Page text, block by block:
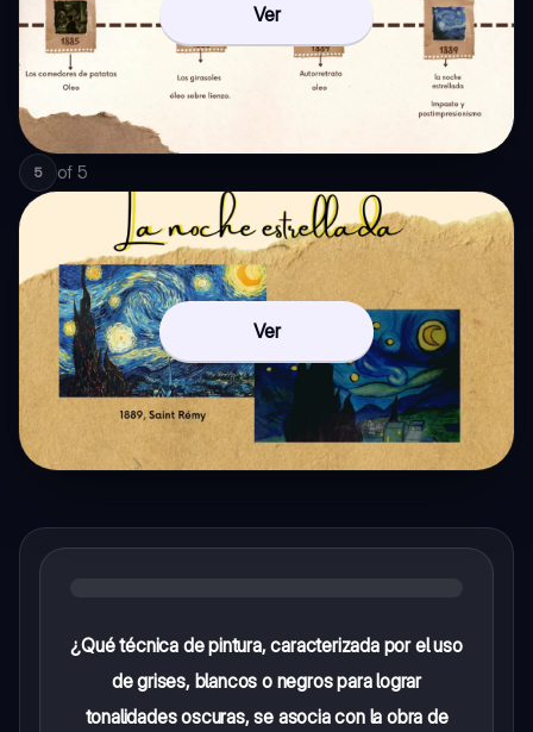
Ver
5 of 5
Ver
¿Qué técnica de pintura, caracterizada por el uso
de grises, blancos o negros para lograr
tonalidades oscuras, se asocia con la obra de